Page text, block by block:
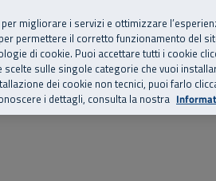
Inail per il mondo della disabilità
Chi siamo Storie, news
migliorare i servizi e ottimizzare
permettere il corretto funzionamento del
di cookie. Puoi accettare tutti i cookie
sulle singole categorie che vuoi
dei cookie non tecnici, puoi farlo
i dettagli, consulta la nostra